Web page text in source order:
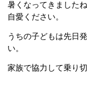
暑くなってきました
自愛ください。
うちの子どもは先日
い。
家族で協力して乗り